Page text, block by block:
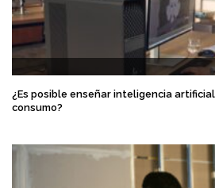
¿Es posible enseñar inteligencia
consumo?